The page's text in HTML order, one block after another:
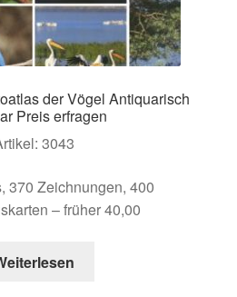
der Vögel Antiquarisch
Preis erfragen
3043
370 Zeichnungen, 400
– früher 40,00